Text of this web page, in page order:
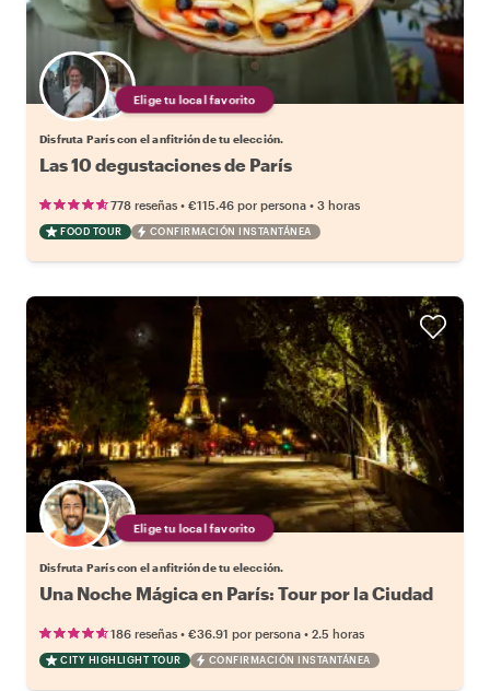
Elige tu local favorito
Disfruta París con el anfitrión de tu elección.
Las 10 degustaciones de París
778 reseñas • €115.46 por persona • 3 horas
FOOD TOUR CONFIRMACIÓN INSTANTÁNEA
Elige tu local favorito
Disfruta París con el anfitrión de tu elección.
Una Noche Mágica en París: Tour por la Ciudad
186 reseñas • €36.91 por persona • 2.5 horas
CITY HIGHLIGHT TOUR CONFIRMACIÓN INSTANTÁNEA